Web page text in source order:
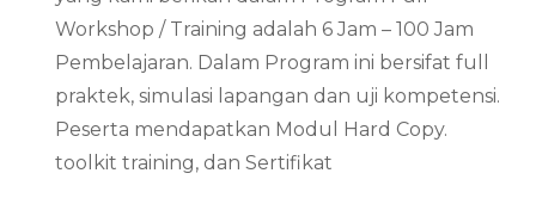
Workshop / Training adalah 6 Jam – 100 Jam
Pembelajaran. Dalam Program ini bersifat full
praktek, simulasi lapangan dan uji kompetensi.
Peserta mendapatkan Modul Hard Copy.
toolkit training, dan Sertifikat